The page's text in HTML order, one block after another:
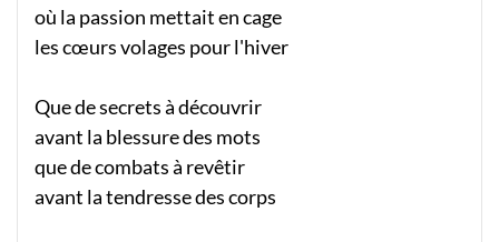
où la passion mettait en cage
les cœurs volages pour l'hiver
Que de secrets à découvrir
avant la blessure des mots
que de combats à revêtir
avant la tendresse des corps